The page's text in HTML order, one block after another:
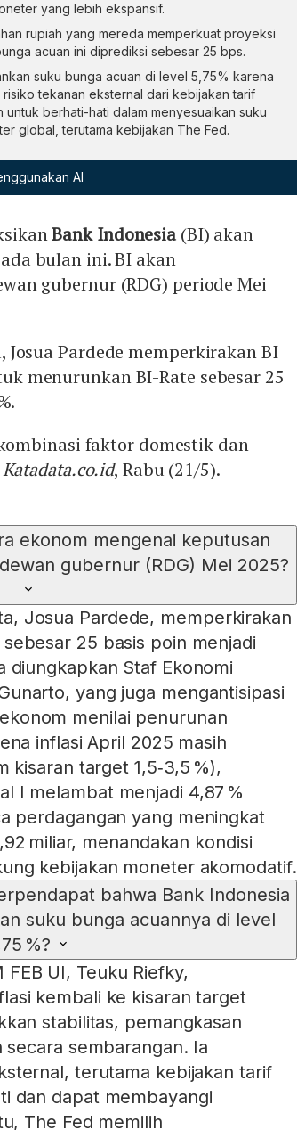
yang lebih ekspansif.
rupiah yang mereda memperkuat proyeksi
acuan ini diprediksi sebesar 25 bps.
suku bunga acuan di level 5,75% karena
tekanan eksternal dari kebijakan tarif
untuk berhati-hati dalam menyesuaikan suku
global, terutama kebijakan The Fed.
AI
Bank Indonesia (BI) akan
bulan ini. BI akan
gubernur (RDG) periode Mei
Josua Pardede memperkirakan BI
menurunkan BI-Rate sebesar 25
faktor domestik dan
Katadata.co.id, Rabu (21/5).
ekonom mengenai keputusan
gubernur (RDG) Mei 2025?
Josua Pardede, memperkirakan
25 basis poin menjadi
diungkapkan Staf Ekonomi
yang juga mengantisipasi
menilai penurunan
inflasi April 2025 masih
kisaran target 1,5‑3,5 %),
I melambat menjadi 4,87 %
perdagangan yang meningkat
miliar, menandakan kondisi
kebijakan moneter akomodatif.
bahwa Bank Indonesia
suku bunga acuannya di level
%?
UI, Teuku Riefky,
kembali ke kisaran target
stabilitas, pemangkasan
secara sembarangan. Ia
terutama kebijakan tarif
dan dapat membayangi
The Fed memilih